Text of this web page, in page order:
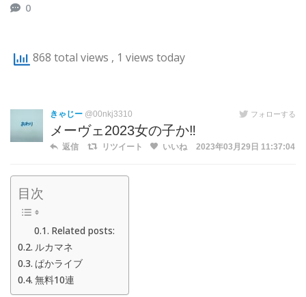
0
868 total views , 1 views today
きゃじー @00nkj3310 フォローする
メーヴェ2023女の子か‼︎
返信 リツイート いいね 2023年03月29日 11:37:04
目次
Related posts:
ルカマネ
ぱかライブ
無料10連